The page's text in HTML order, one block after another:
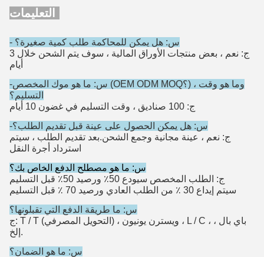
- س: هل يمكن للمحاكمة طلب كمية صغيرة؟
ج: نعم ، بعض منتجات الأوراق المالية ، سوف يتم الشحن خلال 3
أيام
-س: ما هو موك المخصص (OEM ODM MOQ؟) ، وما هو وقت
التسليم؟
ج: 100 صناديق ، وقت التسليم في غضون 10 أيام
-س: هل يمكن الحصول على عينة قبل تقديم الطلب؟
ج: نعم ، عينة مجانية وجمع الشحن.بعد تقديم الطلب ، سيتم
استرداد أجرة النقل
س: ما هو مصطلح الدفع الخاص بك؟
ج: الطلب المخصص سيودع 50٪ ورصيد 50٪ قبل التسليم
سيتم إيداع 30 ٪ من الطلب العادي ورصيد 70 ٪ قبل التسليم
س: ما طريقة الدفع التي تقبلونها؟
ج: T / T (التحويل المصرفي) ، ويسترن يونيون ، L / C ، باي بال ،
إلخ.
س: ما هو الضمان؟